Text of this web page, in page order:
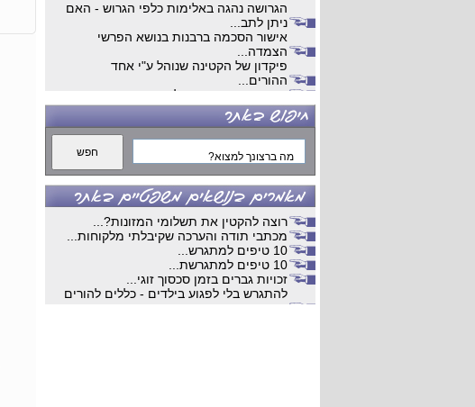
הגרושה נהגה באלימות כלפי הגרוש - האם
ניתן לתב...
אישור הסכמה ברבנות בנושא הפרשי
הצמדה...
פיקדון של הקטינה שנוהל ע"י אחד
ההורים...
גירושים מנישואים שלא התקיימו בארץ...
ויכוחים כלכלים...
עבודות קלדנות מהבית ...
עבודה...
דרושים...
קלדנות...
השלמת הליך גירושין...
חלוקת רכוש ...
חיים כפולים...
מתי למאהבת יש מעמד של ידועה
בציבור...
משמורת משותפת...
הסכם ממון שלא אושר...
חלוקת רכוש...
רוצה להקטין את תשלומי המזונות?...
מכתבי תודה והערכה שקיבלתי מלקוחות...
10 טיפים למתגרש...
10 טיפים למתגרשת...
זכויות גברים בזמן סכסוך זוגי...
להתגרש בלי לפגוע בילדים - כללים להורים